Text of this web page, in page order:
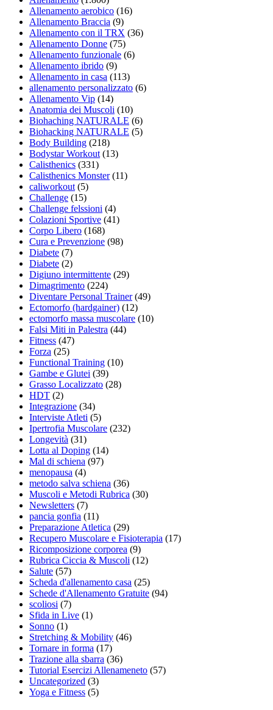
Allenamento aerobico (16)
Allenamento Braccia (9)
Allenamento con il TRX (36)
Allenamento Donne (75)
Allenamento funzionale (6)
Allenamento ibrido (9)
Allenamento in casa (113)
allenamento personalizzato (6)
Allenamento Vip (14)
Anatomia dei Muscoli (10)
Biohaching NATURALE (6)
Biohacking NATURALE (5)
Body Building (218)
Bodystar Workout(13)
Calisthenics (331)
Calisthenics Monster(11)
caliworkout(5)
Challenge (15)
Challenge felssioni (4)
Colazioni Sportive (41)
Corpo Libero (168)
Cura e Prevenzione (98)
Diabete (7)
Diabete (2)
Digiuno intermittente (29)
Dimagrimento (224)
Diventare Personal Trainer(49)
Ectomorfo (hardgainer) (12)
ectomorfo massa muscolare (10)
Falsi Miti in Palestra (44)
Fitness (47)
Forza (25)
Functional Training (10)
Gambe e Glutei (39)
Grasso Localizzato (28)
HDT (2)
Integrazione (34)
Interviste Atleti (5)
Ipertrofia Muscolare (232)
Longevità (31)
Lotta al Doping (14)
Mal di schiena (97)
menopausa (4)
metodo salva schiena (36)
Muscoli e Metodi Rubrica (30)
Newsletters (7)
pancia gonfia (11)
Preparazione Atletica (29)
Recupero Muscolare e Fisioterapia (17)
Ricomposizione corporea (9)
Rubrica Ciccia & Muscoli (12)
Salute (57)
Scheda d'allenamento casa (25)
Schede d'Allenamento Gratuite (94)
scoliosi (7)
Sfida in Live (1)
Sonno (1)
Stretching & Mobility (46)
Tornare in forma (17)
Trazione alla sbarra (36)
Tutorial Esercizi Allenameneto (57)
Uncategorized (3)
Yoga e Fitness (5)